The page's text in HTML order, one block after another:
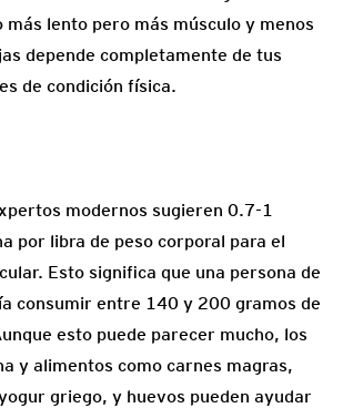
más lento pero más músculo y menos
depende completamente de tus
de condición física.
modernos sugieren 0.7-1
por libra de peso corporal para el
Esto significa que una persona de
consumir entre 140 y 200 gramos de
esto puede parecer mucho, los
y alimentos como carnes magras,
griego, y huevos pueden ayudar